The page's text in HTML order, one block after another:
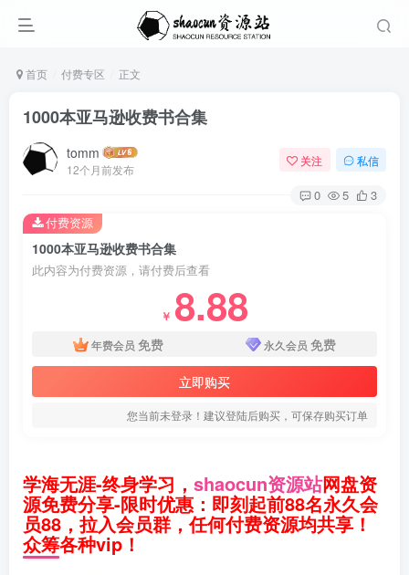
首页 付费专区 正文
1000本亚马逊收费书合集
tomm
12个月前发布
关注 私信
0 5 3
1000本亚马逊收费书合集
此内容为付费资源，请付费后查看
￥ 8.88
年费会员 免费 永久会员 免费
立即购买
您当前未登录！建议登陆后购买，可保存购买订单
付费资源
学海无涯-终身学习， shaocun资源站网盘资
源免费分享-限时优惠：即刻起前88名永久会
员88，拉入会员群，任何付费资源均共享！
众筹各种vip！